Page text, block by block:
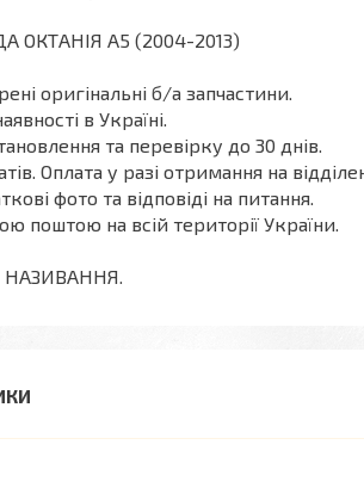
ОКТАНІЯ A5 (2004-2013)
оригінальні б/а запчастини.
в Україні.
та перевірку до 30 днів.
Оплата у разі отримання на
фото та відповіді на питання.
поштою на всій території України.
НАЗИВАННЯ.